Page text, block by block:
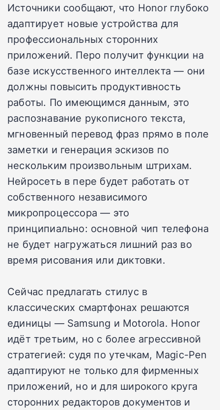
Источники сообщают, что Honor глубоко
адаптирует новые устройства для
профессиональных сторонних
приложений. Перо получит функции на
базе искусственного интеллекта — они
должны повысить продуктивность
работы. По имеющимся данным, это
распознавание рукописного текста,
мгновенный перевод фраз прямо в поле
заметки и генерация эскизов по
нескольким произвольным штрихам.
Нейросеть в пере будет работать от
собственного независимого
микропроцессора — это
принципиально: основной чип телефона
не будет нагружаться лишний раз во
время рисования или диктовки.
Сейчас предлагать стилус в
классических смартфонах решаются
единицы — Samsung и Motorola. Honor
идёт третьим, но с более агрессивной
стратегией: судя по утечкам, Magic-Pen
адаптируют не только для фирменных
приложений, но и для широкого круга
сторонних редакторов документов и